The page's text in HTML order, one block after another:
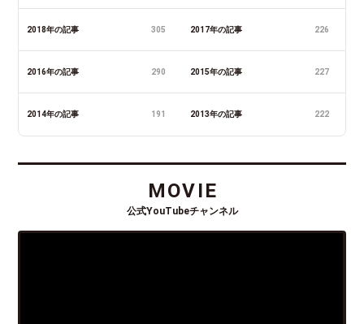
2018年の記事 305 2017年の記事 226
2016年の記事 290 2015年の記事 227
2014年の記事 191 2013年の記事 222
MOVIE
公式YouTubeチャンネル